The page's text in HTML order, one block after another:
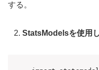
する。
StatsModelsを使用